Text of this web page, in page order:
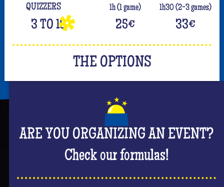
QUIZZERS 1h (1 game) 1h30 (2-3 games)
3 TO 18 25€ 33€
THE OPTIONS
ARE YOU ORGANIZING AN EVENT?
Check our formulas!